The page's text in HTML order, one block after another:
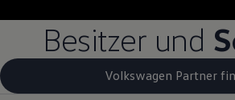
Besitzer und
Volkswagen Partner